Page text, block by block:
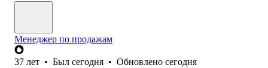
Менеджер по продажам
37 лет • Был сегодня • Обновлено сегодня